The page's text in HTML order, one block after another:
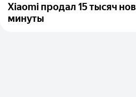
Xiaomi продал 15 тысяч
минуты